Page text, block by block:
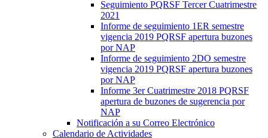
Seguimiento PQRSF Tercer Cuatrimestre
2021
Informe de seguimiento 1ER semestre
vigencia 2019 PQRSF apertura buzones
por NAP
Informe de seguimiento 2DO semestre
vigencia 2019 PQRSF apertura buzones
por NAP
Informe 3er Cuatrimestre 2018 PQRSF
apertura de buzones de sugerencia por
NAP
Notificación a su Correo Electrónico
Calendario de Actividades